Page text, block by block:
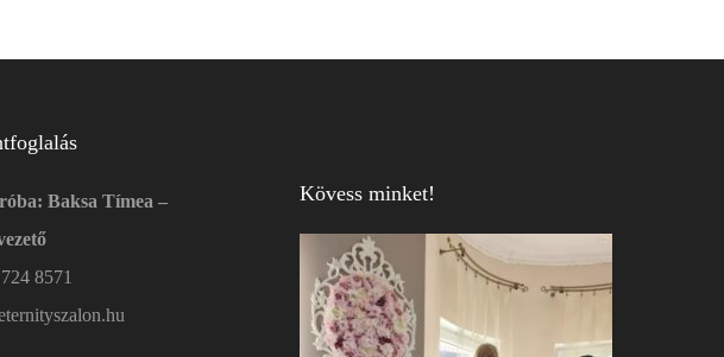
Baksa Tímea –
8571
Kövess minket!